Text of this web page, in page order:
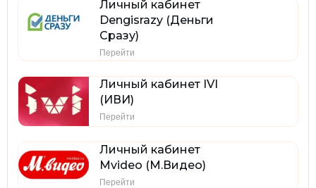
Личный кабинет
Dengisrazy (Деньги
Сразу)
Перейти
Личный кабинет IVI
(ИВИ)
Перейти
Личный кабинет
Mvideo (М.Видео)
Перейти